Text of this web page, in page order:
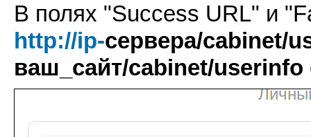
В полях "Success URL" и
http://ip-сервера/cabinet/
ваш_сайт/cabinet/userinfo